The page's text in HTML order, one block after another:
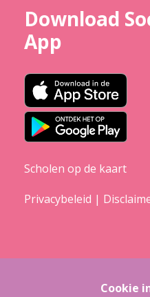
Download
App
Scholen op de kaart
Privacybeleid |
Cookie